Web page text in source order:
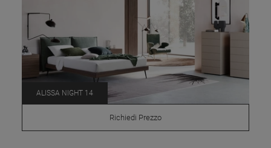
ALISSA NIGHT 14
Richiedi Prezzo